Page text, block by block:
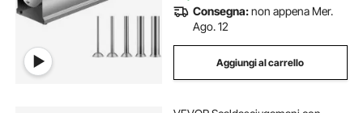
Consegna:non appena Mer.
Ago. 12
Aggiungi al carrello